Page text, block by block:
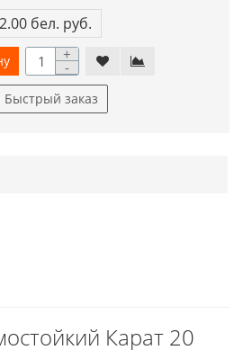
бел. руб.
+
-
Быстрый заказ
Карат 20